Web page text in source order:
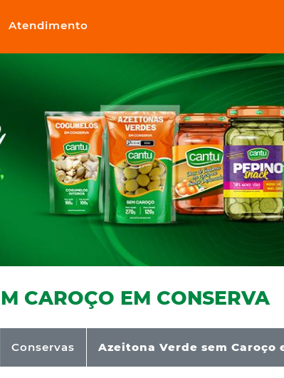
Atendimento
CAROÇO EM CONSERVA
Conservas Azeitona Verde sem Caroço